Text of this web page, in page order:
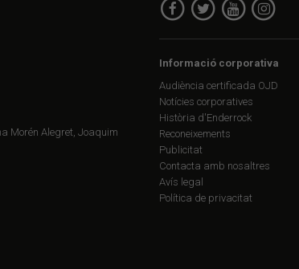
Morén Alegret, Joaquim
Informació corporativa
Audiència certificada OJD
Notícies corporatives
Història d'Enderrock
Reconeixements
Publicitat
Contacta amb nosaltres
Avís legal
Política de privacitat